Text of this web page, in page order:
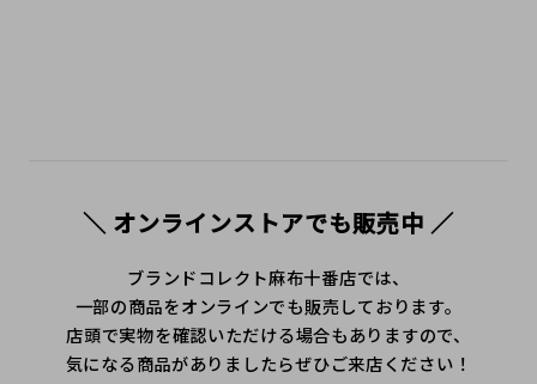
＼ オンラインストアでも販売中 ／
ブランドコレクト麻布十番店では、
一部の商品をオンラインでも販売しております。
店頭で実物を確認いただける場合もありますので、
気になる商品がありましたらぜひご来店ください！